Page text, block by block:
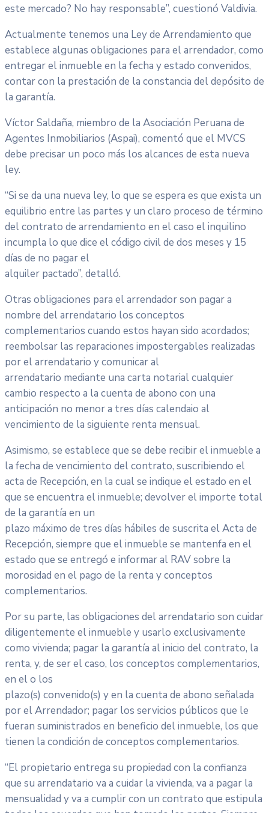
este mercado? No hay responsable”, cuestionó Valdivia.
Actualmente tenemos una Ley de Arrendamiento que
establece algunas obligaciones para el arrendador, como
entregar el inmueble en la fecha y estado convenidos,
contar con la prestación de la constancia del depósito de
la garantía.
Víctor Saldaña, miembro de la Asociación Peruana de
Agentes Inmobiliarios (Aspai), comentó que el MVCS
debe precisar un poco más los alcances de esta nueva
ley.
“Si se da una nueva ley, lo que se espera es que exista un
equilibrio entre las partes y un claro proceso de término
del contrato de arrendamiento en el caso el inquilino
incumpla lo que dice el código civil de dos meses y 15
días de no pagar el
alquiler pactado”, detalló.
Otras obligaciones para el arrendador son pagar a
nombre del arrendatario los conceptos
complementarios cuando estos hayan sido acordados;
reembolsar las reparaciones impostergables realizadas
por el arrendatario y comunicar al
arrendatario mediante una carta notarial cualquier
cambio respecto a la cuenta de abono con una
anticipación no menor a tres días calendaio al
vencimiento de la siguiente renta mensual.
Asimismo, se establece que se debe recibir el inmueble a
la fecha de vencimiento del contrato, suscribiendo el
acta de Recepción, en la cual se indique el estado en el
que se encuentra el inmueble; devolver el importe total
de la garantía en un
plazo máximo de tres días hábiles de suscrita el Acta de
Recepción, siempre que el inmueble se mantenfa en el
estado que se entregó e informar al RAV sobre la
morosidad en el pago de la renta y conceptos
complementarios.
Por su parte, las obligaciones del arrendatario son cuidar
diligentemente el inmueble y usarlo exclusivamente
como vivienda; pagar la garantía al inicio del contrato, la
renta, y, de ser el caso, los conceptos complementarios,
en el o los
plazo(s) convenido(s) y en la cuenta de abono señalada
por el Arrendador; pagar los servicios públicos que le
fueran suministrados en beneficio del inmueble, los que
tienen la condición de conceptos complementarios.
“El propietario entrega su propiedad con la confianza
que su arrendatario va a cuidar la vivienda, va a pagar la
mensualidad y va a cumplir con un contrato que estipula